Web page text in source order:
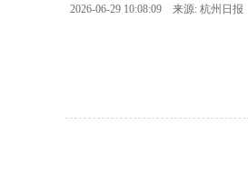
2026-06-29 10:08:09 来源: 杭州日报